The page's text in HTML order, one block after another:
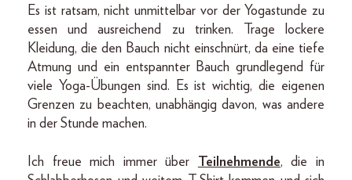
Es ist ratsam, nicht unmittelbar vor der Yogastunde zu
essen und ausreichend zu trinken. Trage lockere
Kleidung, die den Bauch nicht einschnürt, da eine tiefe
Atmung und ein entspannter Bauch grundlegend für
viele Yoga-Übungen sind. Es ist wichtig, die eigenen
Grenzen zu beachten, unabhängig davon, was andere
in der Stunde machen.
Ich freue mich immer über Teilnehmende, die in